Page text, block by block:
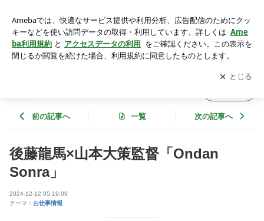
ーテイメントアプリをダウンロードして ブログの更新通知
を受け取りまし
ょう。
開く
前の記事へ 一覧 次の記事へ
後藤龍馬×山本大策監督「Ondan
Sonra」
2024-12-12 05:19:09
テーマ： お仕事情報